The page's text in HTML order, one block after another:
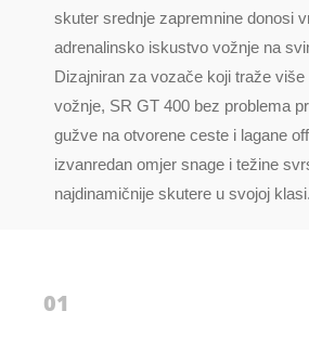
skuter srednje zapremnine donosi
adrenalinsko iskustvo vožnje na
Dizajniran za vozače koji traže
vožnje, SR GT 400 bez problema
gužve na otvorene ceste i lagane
izvanredan omjer snage i težine
najdinamičnije skutere u svojoj klasi.